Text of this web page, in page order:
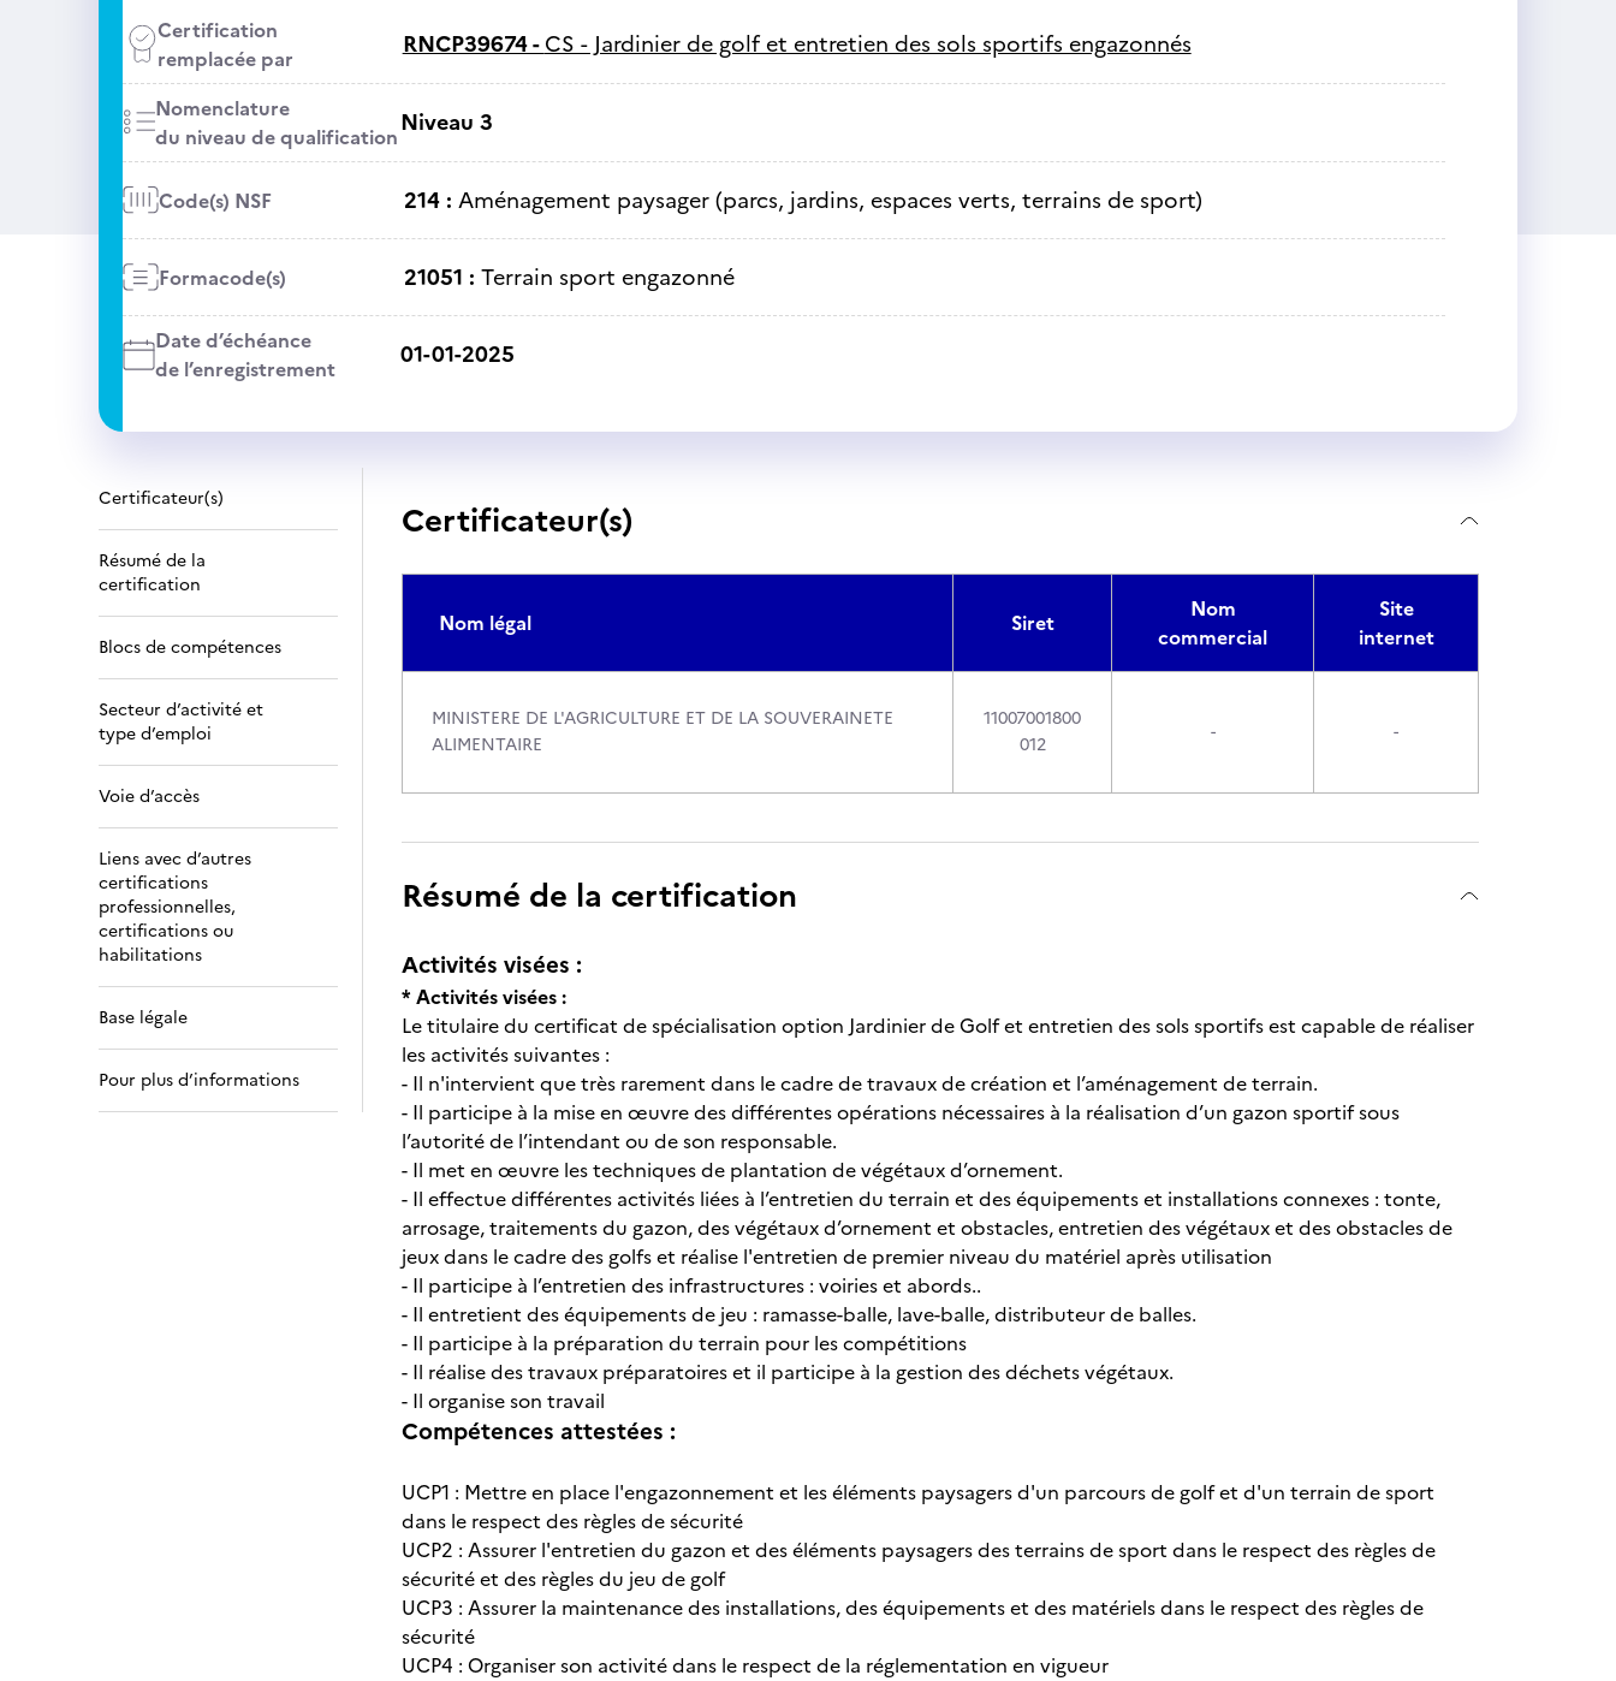
Certification
remplacée par
RNCP39674 -CS - Jardinier de golf et entretien des sols sportifs engazonnés
Nomenclature
du niveau de qualificationNiveau 3
Code(s) NSF 214 : Aménagement paysager (parcs, jardins, espaces verts, terrains de sport)
Formacode(s) 21051 : Terrain sport engazonné
Date d’échéance
de l’enregistrement
01-01-2025
Certificateur(s)
Résumé de la
certification
Blocs de compétences
Secteur d’activité et
type d’emploi
Voie d’accès
Liens avec d’autres
certifications
professionnelles,
certifications ou
habilitations
Base légale
Pour plus d’informations
Certificateur(s)
Nom légal Siret
Nom
commercial
Site
internet
MINISTERE DE L'AGRICULTURE ET DE LA SOUVERAINETE
ALIMENTAIRE
11007001800
012
- -
Résumé de la certification
Activités visées :
* Activités visées :
Le titulaire du certificat de spécialisation option Jardinier de Golf et entretien des sols sportifs est capable de réaliser
les activités suivantes :
- Il n'intervient que très rarement dans le cadre de travaux de création et l’aménagement de terrain.
- Il participe à la mise en œuvre des différentes opérations nécessaires à la réalisation d’un gazon sportif sous
l’autorité de l’intendant ou de son responsable.
- Il met en œuvre les techniques de plantation de végétaux d’ornement.
- Il effectue différentes activités liées à l’entretien du terrain et des équipements et installations connexes : tonte,
arrosage, traitements du gazon, des végétaux d’ornement et obstacles, entretien des végétaux et des obstacles de
jeux dans le cadre des golfs et réalise l'entretien de premier niveau du matériel après utilisation
- Il participe à l’entretien des infrastructures : voiries et abords..
- Il entretient des équipements de jeu : ramasse-balle, lave-balle, distributeur de balles.
- Il participe à la préparation du terrain pour les compétitions
- Il réalise des travaux préparatoires et il participe à la gestion des déchets végétaux.
- Il organise son travail
Compétences attestées :
UCP1 : Mettre en place l'engazonnement et les éléments paysagers d'un parcours de golf et d'un terrain de sport
dans le respect des règles de sécurité
UCP2 : Assurer l'entretien du gazon et des éléments paysagers des terrains de sport dans le respect des règles de
sécurité et des règles du jeu de golf
UCP3 : Assurer la maintenance des installations, des équipements et des matériels dans le respect des règles de
sécurité
UCP4 : Organiser son activité dans le respect de la réglementation en vigueur